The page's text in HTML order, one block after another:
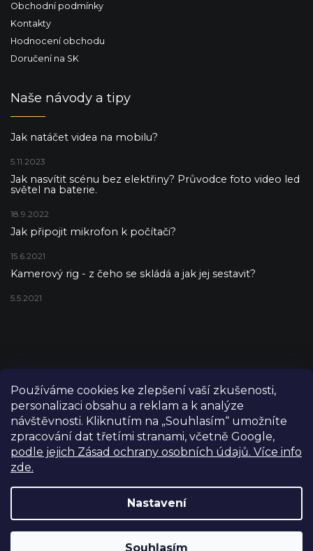
Používáme cookies ke zlepšení vaší zkušenosti,
personalizaci obsahu a reklam a k analýze
návštěvnosti. Kliknutím na „Souhlasím“ umožníte
zpracování dat třetími stranami, včetně Google,
podle jejich Zásad ochrany osobních údajů. Více info
zde.
Nastavení
Souhlasím
Výdejní sklad Praha: PO–PÁ 8:00–16:00. Při objednání a
Obchodní podmínky
Kontakty
Hodnocení obchodu
Doručení na SK
Naše návody a tipy
Jak natáčet videa na mobilu?
5.11.2023
Jak nasvítit scénu bez elektřiny? Průvodce foto video led
světel na baterie.
18.9.2022
Jak připojit mikrofon k počítači?
15.6.2021
Kamerový rig - z čeho se skládá a jak jej sestavit?
5.5.2021
Vytvořil Shoptet
Copyright 2026FILM-TECHNIKA. Všechna práva vyhrazena.
Upravit nastavení cookies